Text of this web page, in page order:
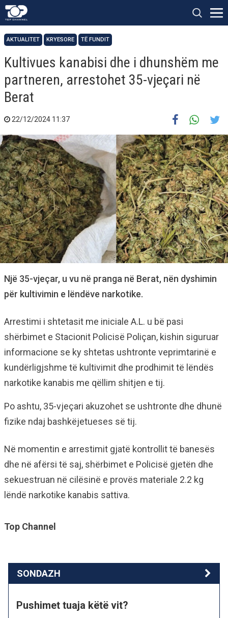
AKTUALITET KRYESORE TË FUNDIT
Kultivues kanabisi dhe i dhunshëm me
partneren, arrestohet 35-vjeçari në
Berat
22/12/2024 11:37
Një 35-vjeçar, u vu në pranga në Berat, nën dyshimin
për kultivimin e lëndëve narkotike.
Arrestimi i shtetasit me iniciale A.L. u bë pasi
shërbimet e Stacionit Policisë Poliçan, kishin siguruar
informacione se ky shtetas ushtronte veprimtarinë e
kundërligjshme të kultivimit dhe prodhimit të lëndës
narkotike kanabis me qëllim shitjen e tij.
Po ashtu, 35-vjeçari akuzohet se ushtronte dhe dhunë
fizike ndaj bashkëjetueses së tij.
Në momentin e arrestimit gjatë kontrollit të banesës
dhe në afërsi të saj, shërbimet e Policisë gjetën dhe
sekuestruan në cilësinë e provës materiale 2.2 kg
lëndë narkotike kanabis sattiva.
Top Channel
SONDAZH
Pushimet tuaja këtë vit?